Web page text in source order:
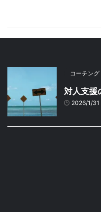
コーチング
対人支援
2026/1/31